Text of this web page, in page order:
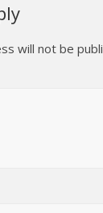
will not be